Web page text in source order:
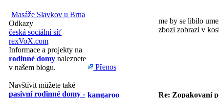
Masáže Slavkov u Brna
Odkazy
česká sociální síť
rexVoX.com
Informace a projekty na
rodinné domy naleznete
v našem blogu.
Navštívit můžete také
pasivní rodinné domy -
me by se libilo
zbozi zobrazi v
Přenos
kangaroo Re: Zopakovaní